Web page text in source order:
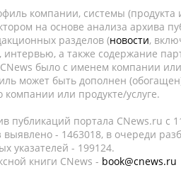
компании, системы (продукта
на основе анализа архива
разделов (новости,
а также содержание
было с именем компании
может быть дополнен
компании или продукте/услуге.
публикаций портала CNews.ru c
- 1463018, в очереди
указателей - 199124.
книги CNews - book@cnews.ru